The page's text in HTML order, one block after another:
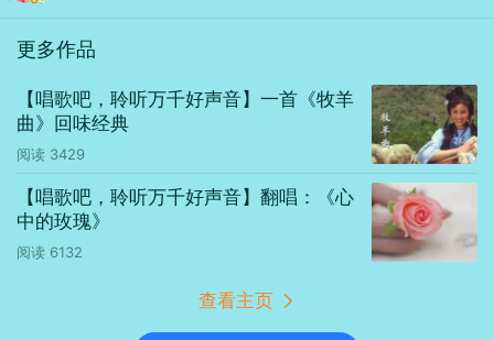
器材：HUAWEI
HUAWEI Pocket 2
光圈：f/2.2
更多作品
【唱歌吧，聆听万千好声音】一首《牧羊
曲》回味经典
阅读 3429
【唱歌吧，聆听万千好声音】翻唱：《心
中的玫瑰》
阅读 6132
查看主页